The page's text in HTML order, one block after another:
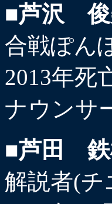
■芦沢 俊
合戦ぽん
2013年死
ナウンサ
■芦田
解説者(